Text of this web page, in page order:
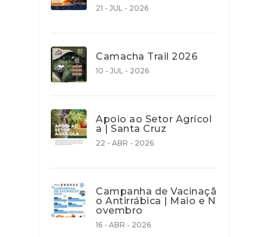
21 - JUL - 2026
Camacha Trail 2026
10 - JUL - 2026
Apoio ao Setor Agrícol
a | Santa Cruz
22 - ABR - 2026
Campanha de Vacinaçã
o Antirrábica | Maio e N
ovembro
16 - ABR - 2026